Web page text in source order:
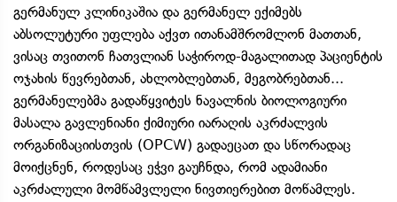
გერმანულ კლინიკაშია და გერმანელ ექიმებს
აბსოლუტური უფლება აქვთ ითანამშრომლონ მათთან,
ვისაც თვითონ ჩათვლიან საჭიროდ-მაგალითად პაციენტის
ოჯახის წევრებთან, ახლობლებთან, მეგობრებთან...
გერმანელებმა გადაწყვიტეს ნავალნის ბიოლოგიური
მასალა გავლენიანი ქიმიური იარაღის აკრძალვის
ორგანიზაციისთვის (OPCW) გადაეცათ და სწორადაც
მოიქცნენ, როდესაც ეჭვი გაუჩნდა, რომ ადამიანი
აკრძალული მომწამვლელი ნივთიერებით მოწამლეს.